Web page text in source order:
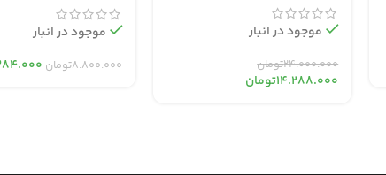
موجود در انبار
۲۴.۰۰۰.۰۰۰تومان
۱۴.۲۸۸.۰۰۰تومان
موجود در انبار
۸.۸۰۰.۰۰۰تومان